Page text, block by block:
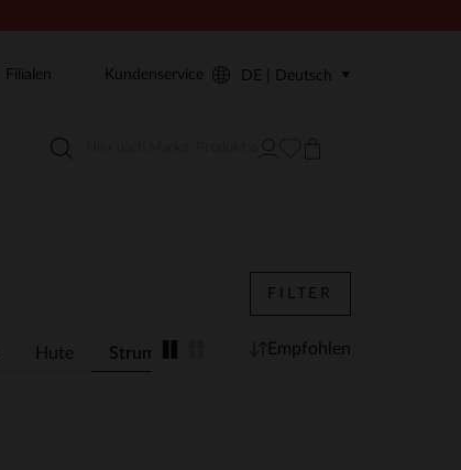
Filialen Kundenservice DE | Deutsch
Hute Strumpfe Schals Handschuhe
FILTER
Empfohlen